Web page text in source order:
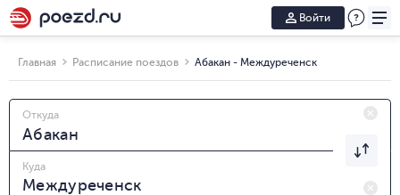
Войти
Главная Расписание поездов Абакан - Междуреченск
Откуда
Куда